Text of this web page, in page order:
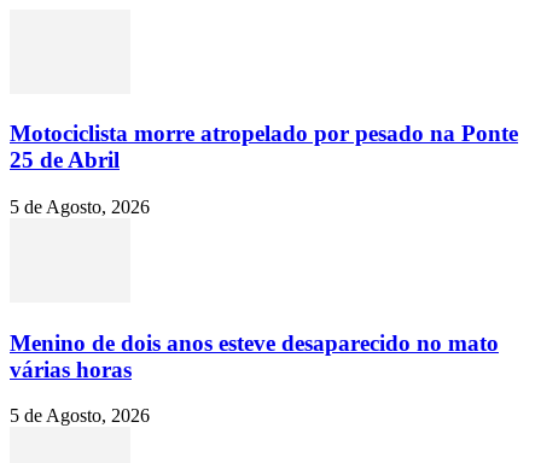
Motociclista morre atropelado por pesado na Ponte
25 de Abril
5 de Agosto, 2026
Menino de dois anos esteve desaparecido no mato
várias horas
5 de Agosto, 2026